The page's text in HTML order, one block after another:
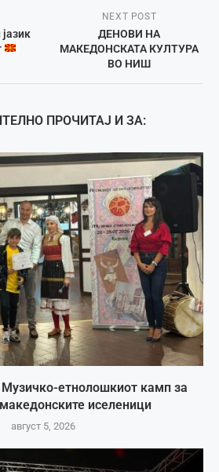
NEXT POST
ДЕНОВИ НА
МАКЕДОНСКАТА КУЛТУРА
ВО НИШ
ПРОЧИТАЈ И ЗА:
етнолошкиот камп за
иселеници
август 5, 2026